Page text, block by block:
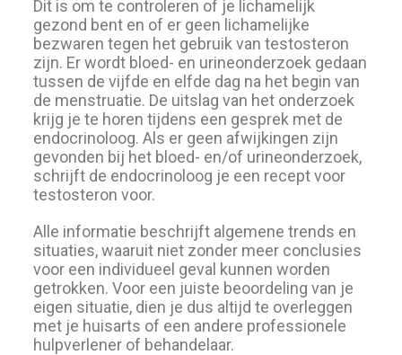
Dit is om te controleren of je lichamelijk
gezond bent en of er geen lichamelijke
bezwaren tegen het gebruik van testosteron
zijn. Er wordt bloed- en urineonderzoek gedaan
tussen de vijfde en elfde dag na het begin van
de menstruatie. De uitslag van het onderzoek
krijg je te horen tijdens een gesprek met de
endocrinoloog. Als er geen afwijkingen zijn
gevonden bij het bloed- en/of urineonderzoek,
schrijft de endocrinoloog je een recept voor
testosteron voor.
Alle informatie beschrijft algemene trends en
situaties, waaruit niet zonder meer conclusies
voor een individueel geval kunnen worden
getrokken. Voor een juiste beoordeling van je
eigen situatie, dien je dus altijd te overleggen
met je huisarts of een andere professionele
hulpverlener of behandelaar.